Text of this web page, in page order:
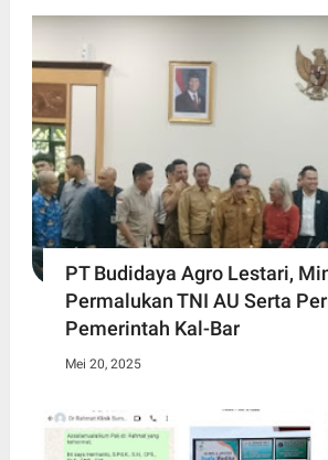
PT Budidaya Agro Lestari,
Permalukan TNI AU Serta
Pemerintah Kal-Bar
Mei 20, 2025